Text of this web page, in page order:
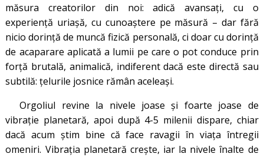
măsura creatorilor din noi: adică avansați, cu o
experiență uriașă, cu cunoaștere pe măsură – dar fără
nicio dorință de muncă fizică personală, ci doar cu dorință
de acaparare aplicată a lumii pe care o pot conduce prin
forță brutală, animalică, indiferent dacă este directă sau
subtilă: țelurile josnice rămân aceleași.
Orgoliul revine la nivele joase și foarte joase de
vibrație planetară, apoi după 4-5 milenii dispare, chiar
dacă acum știm bine că face ravagii în viața întregii
omeniri. Vibrația planetară crește, iar la nivele înalte de